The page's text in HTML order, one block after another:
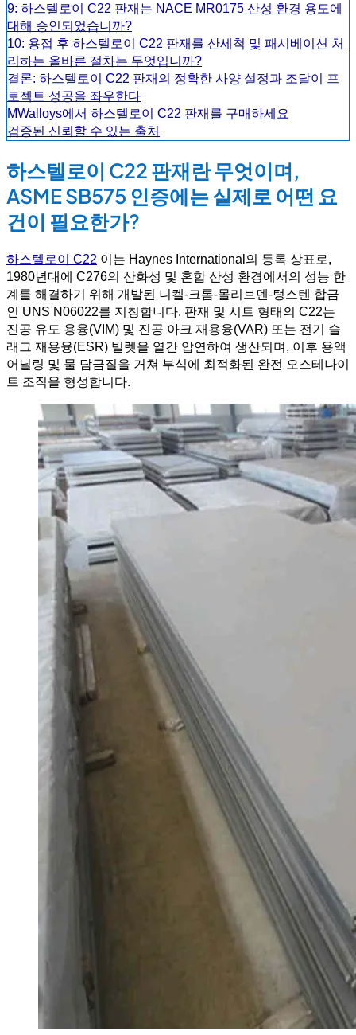
9: 하스텔로이 C22 판재는 NACE MR0175 산성 환경 용도에
대해 승인되었습니까?
10: 용접 후 하스텔로이 C22 판재를 산세척 및 패시베이션 처
리하는 올바른 절차는 무엇입니까?
결론: 하스텔로이 C22 판재의 정확한 사양 설정과 조달이 프
로젝트 성공을 좌우한다
MWalloys에서 하스텔로이 C22 판재를 구매하세요
검증된 신뢰할 수 있는 출처
하스텔로이 C22 판재란 무엇이며,
ASME SB575 인증에는 실제로 어떤 요
건이 필요한가?
하스텔로이 C22 이는 Haynes International의 등록 상표로,
1980년대에 C276의 산화성 및 혼합 산성 환경에서의 성능 한
계를 해결하기 위해 개발된 니켈-크롬-몰리브덴-텅스텐 합금
인 UNS N06022를 지칭합니다. 판재 및 시트 형태의 C22는
진공 유도 용융(VIM) 및 진공 아크 재용융(VAR) 또는 전기 슬
래그 재용융(ESR) 빌렛을 열간 압연하여 생산되며, 이후 용액
어닐링 및 물 담금질을 거쳐 부식에 최적화된 완전 오스테나이
트 조직을 형성합니다.